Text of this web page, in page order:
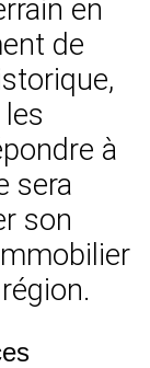
en
de
à
sera
son